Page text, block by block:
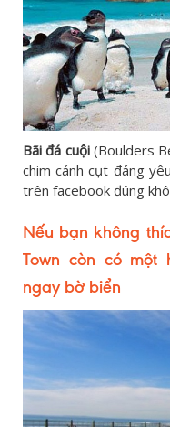
Bãi đá cuội(Boulders
chim cánh cụt đáng
trên facebook đúng
Nếu bạn không
Town còn có
ngay bờ biển